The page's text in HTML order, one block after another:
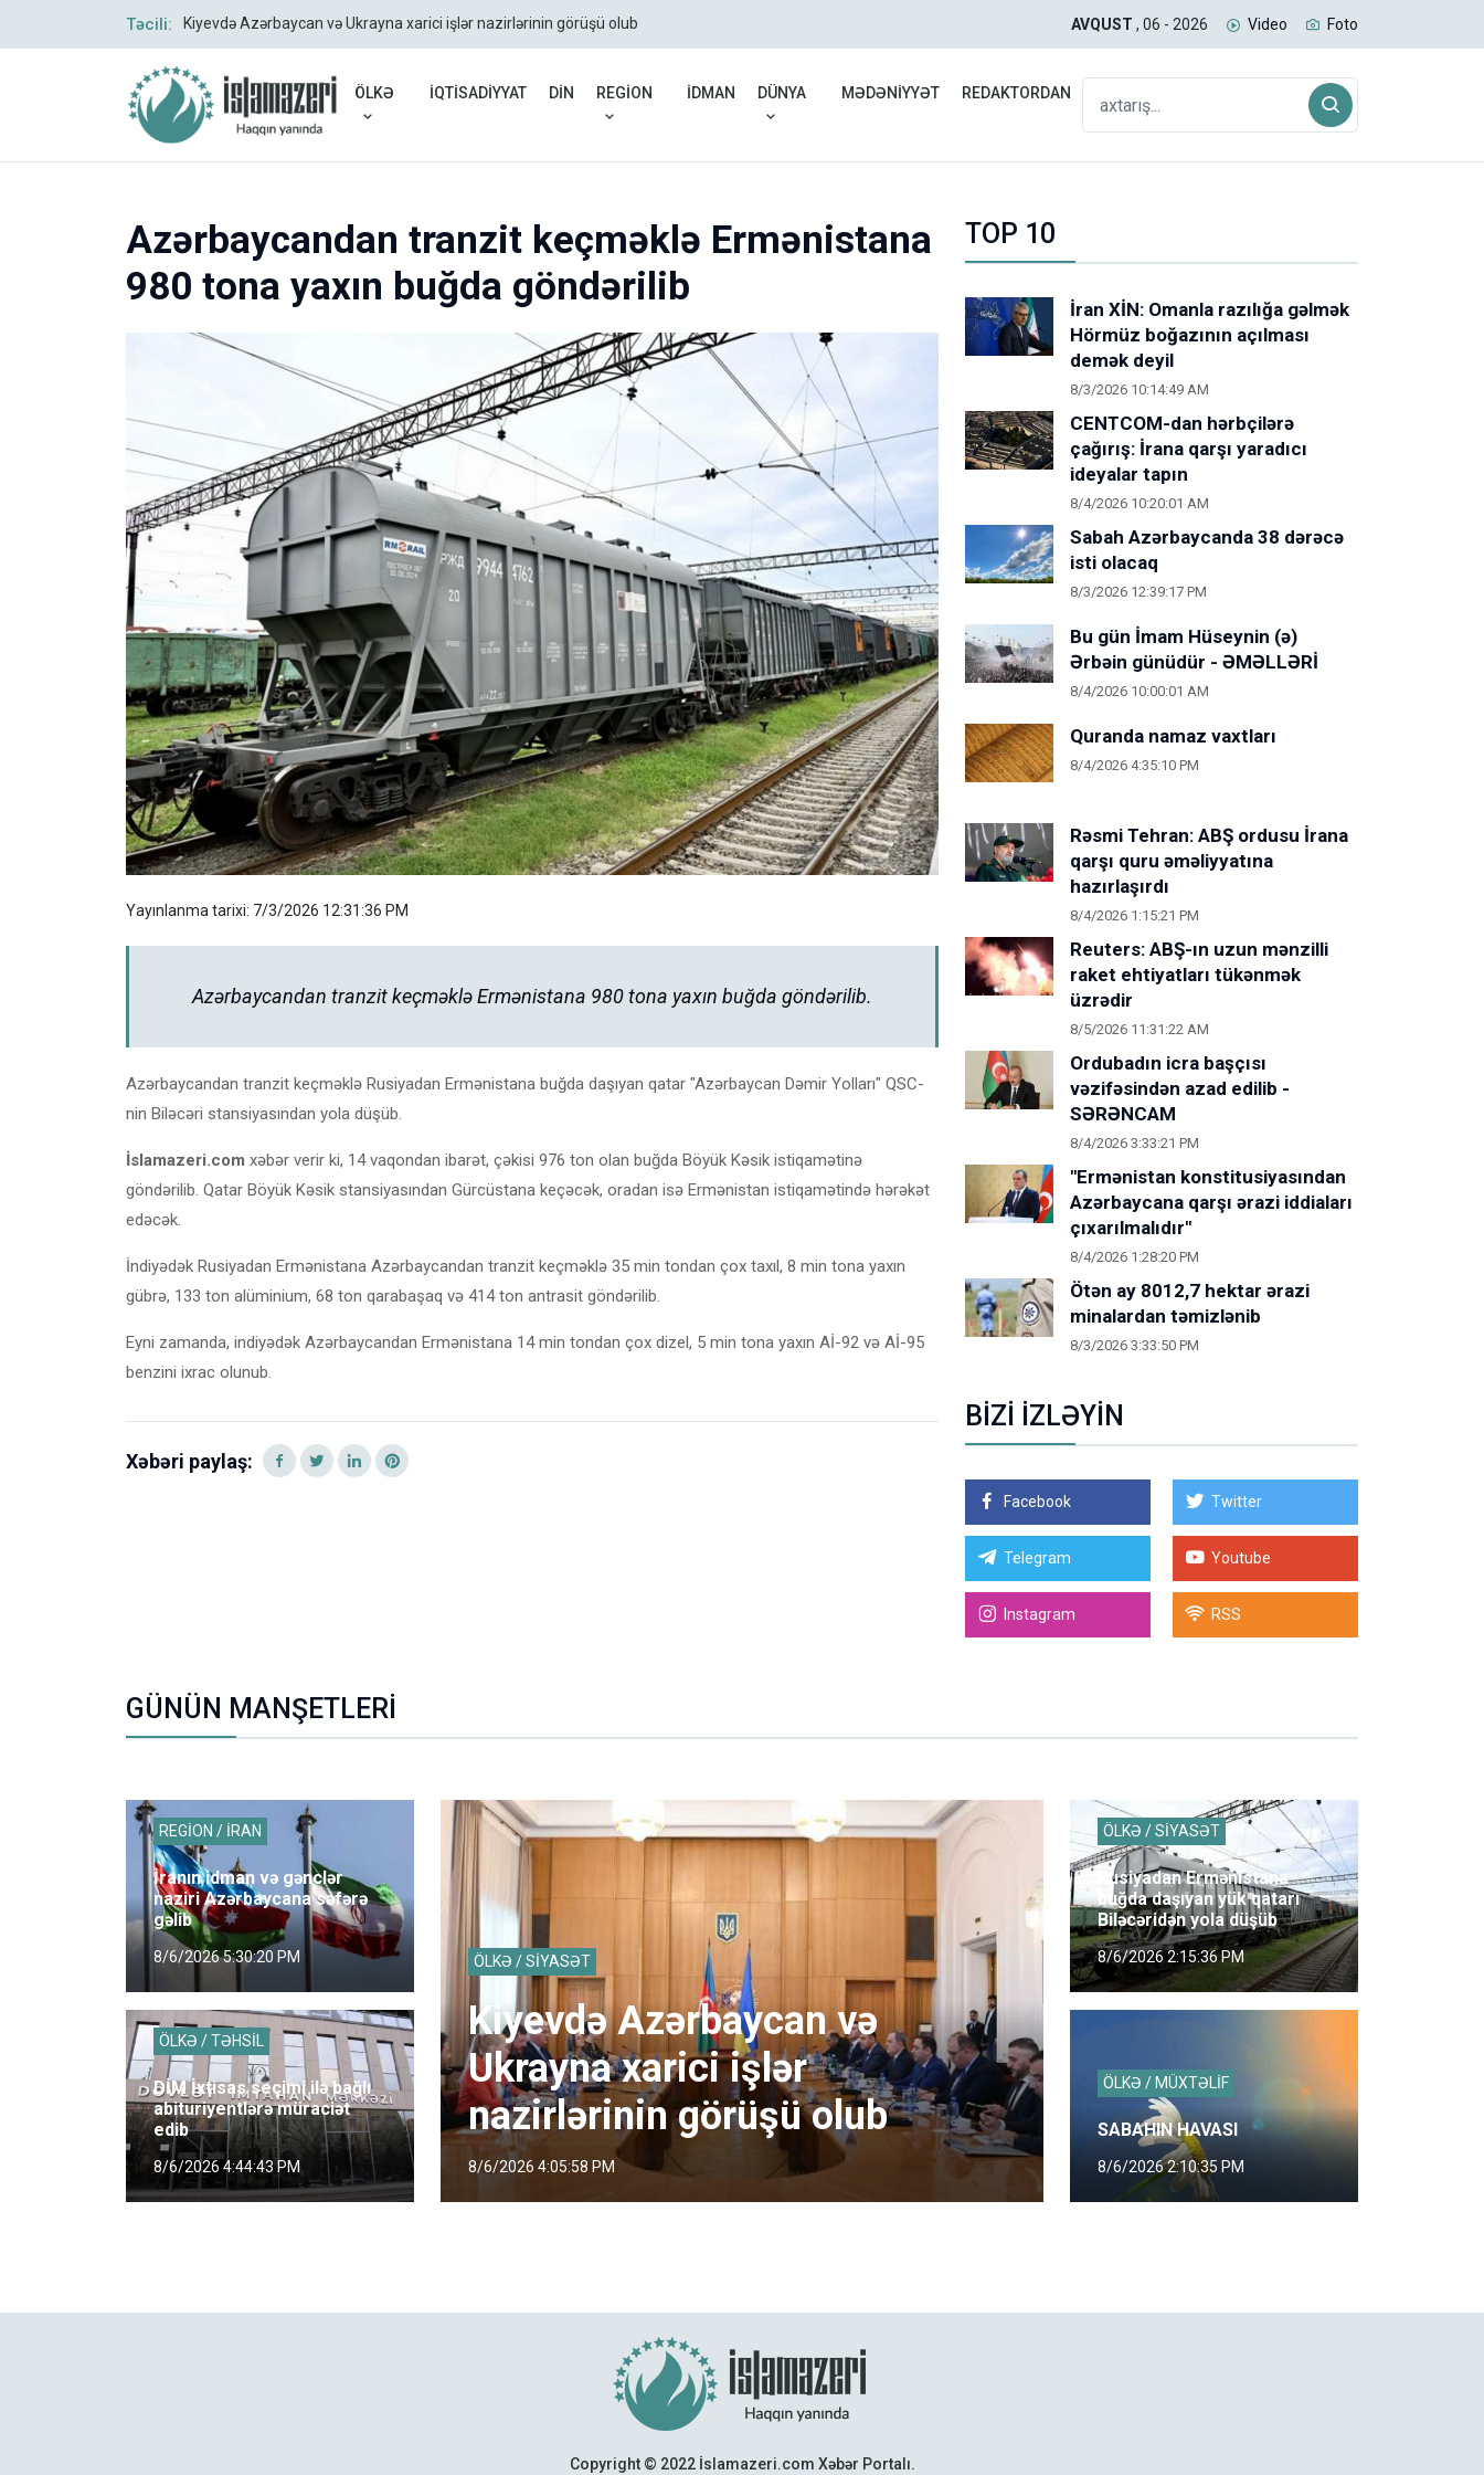
Təcili: Kiyevdə Azərbaycan və Ukrayna xarici işlər nazirlərinin görüşü olub Rusiyadan Ermənistana buğda daşıyan yük qatarı Biləcəridən yola düşüb
AVQUST , 06 - 2026 Video Foto
ÖLKƏ İQTİSADİYYAT DİN REGİON İDMAN DÜNYA MƏDƏNİYYƏT REDAKTORDAN
Azərbaycandan tranzit keçməklə Ermənistana
980 tona yaxın buğda göndərilib
Yayınlanma tarixi: 7/3/2026 12:31:36 PM
Azərbaycandan tranzit keçməklə Ermənistana 980 tona yaxın buğda göndərilib.
Azərbaycandan tranzit keçməklə Rusiyadan Ermənistana buğda daşıyan qatar "Azərbaycan Dəmir Yolları" QSC-
nin Biləcəri stansiyasından yola düşüb.
İslamazeri.com xəbər verir ki, 14 vaqondan ibarət, çəkisi 976 ton olan buğda Böyük Kəsik istiqamətinə
göndərilib. Qatar Böyük Kəsik stansiyasından Gürcüstana keçəcək, oradan isə Ermənistan istiqamətində hərəkət
edəcək.
İndiyədək Rusiyadan Ermənistana Azərbaycandan tranzit keçməklə 35 min tondan çox taxıl, 8 min tona yaxın
gübrə, 133 ton alüminium, 68 ton qarabaşaq və 414 ton antrasit göndərilib.
Eyni zamanda, indiyədək Azərbaycandan Ermənistana 14 min tondan çox dizel, 5 min tona yaxın Aİ-92 və Aİ-95
benzini ixrac olunub.
Xəbəri paylaş:
TOP 10
İran XİN: Omanla razılığa gəlmək
Hörmüz boğazının açılması
demək deyil
8/3/2026 10:14:49 AM
CENTCOM-dan hərbçilərə
çağırış: İrana qarşı yaradıcı
ideyalar tapın
8/4/2026 10:20:01 AM
Sabah Azərbaycanda 38 dərəcə
isti olacaq
8/3/2026 12:39:17 PM
Bu gün İmam Hüseynin (ə)
Ərbəin günüdür - ƏMƏLLƏRİ
8/4/2026 10:00:01 AM
Quranda namaz vaxtları
8/4/2026 4:35:10 PM
Rəsmi Tehran: ABŞ ordusu İrana
qarşı quru əməliyyatına
hazırlaşırdı
8/4/2026 1:15:21 PM
Reuters: ABŞ-ın uzun mənzilli
raket ehtiyatları tükənmək
üzrədir
8/5/2026 11:31:22 AM
Ordubadın icra başçısı
vəzifəsindən azad edilib -
SƏRƏNCAM
8/4/2026 3:33:21 PM
"Ermənistan konstitusiyasından
Azərbaycana qarşı ərazi iddiaları
çıxarılmalıdır"
8/4/2026 1:28:20 PM
Ötən ay 8012,7 hektar ərazi
minalardan təmizlənib
8/3/2026 3:33:50 PM
BİZİ İZLƏYİN
Facebook Twitter
Telegram Youtube
Instagram RSS
GÜNÜN MANŞETLERİ
REGİON / İRAN
İranın idman və gənclər
naziri Azərbaycana səfərə
gəlib
8/6/2026 5:30:20 PM
ÖLKƏ / TƏHSİL
DİM İxtisas seçimi ilə bağlı
abituriyentlərə müraciət
edib
8/6/2026 4:44:43 PM
ÖLKƏ / SİYASƏT
Kiyevdə Azərbaycan və
Ukrayna xarici işlər
nazirlərinin görüşü olub
8/6/2026 4:05:58 PM
ÖLKƏ / SİYASƏT
Rusiyadan Ermənistana
buğda daşıyan yük qatarı
Biləcəridən yola düşüb
8/6/2026 2:15:36 PM
ÖLKƏ / MÜXTƏLİF
SABAHIN HAVASI
8/6/2026 2:10:35 PM
Copyright © 2022 İslamazeri.com Xəbər Portalı.